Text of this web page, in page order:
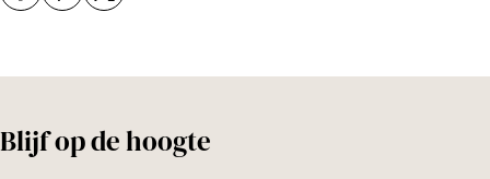
D
d
D
d
D
d
Blijf op de hoogte